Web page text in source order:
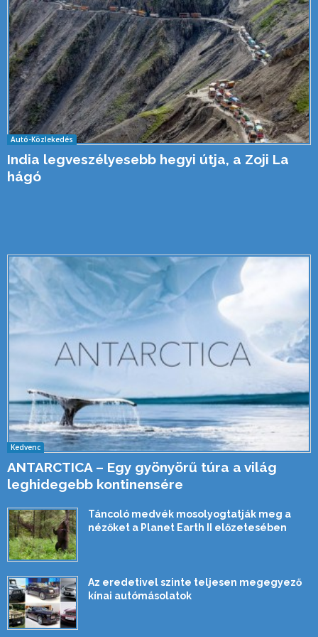
Autó-Közlekedés
India legveszélyesebb hegyi útja, a Zoji La
hágó
Kedvenc
ANTARCTICA – Egy gyönyörű túra a világ
leghidegebb kontinensére
Táncoló medvék mosolyogtatják meg a
nézőket a Planet Earth II előzetesében
Az eredetivel szinte teljesen megegyező
kínai autómásolatok